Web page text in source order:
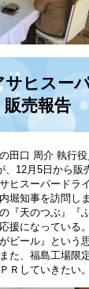
サヒスー
販売報告
田口 周介 執行
、12月5日から販
ヒスーパードラ
堀知事を訪問しま
『天のつぶ』『
援になっている
ビール』という
た、福島工場限
Ｒしていきたい